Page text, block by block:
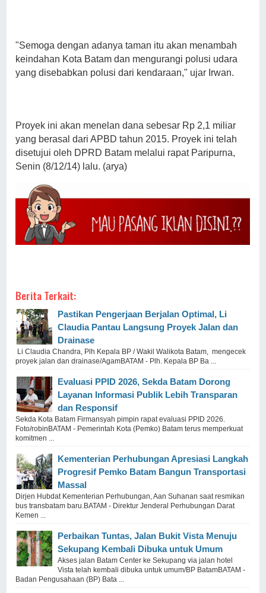
"Semoga dengan adanya taman itu akan menambah
keindahan Kota Batam dan mengurangi polusi udara
yang disebabkan polusi dari kendaraan," ujar Irwan.
Proyek ini akan menelan dana sebesar Rp 2,1 miliar
yang berasal dari APBD tahun 2015. Proyek ini telah
disetujui oleh DPRD Batam melalui rapat Paripurna,
Senin (8/12/14) lalu. (arya)
Berita Terkait:
Pastikan Pengerjaan Berjalan Optimal, Li
Claudia Pantau Langsung Proyek Jalan dan
Drainase
Li Claudia Chandra, Plh Kepala BP / Wakil Walikota Batam, mengecek
proyek jalan dan drainase/AgamBATAM - Plh. Kepala BP Ba ...
Evaluasi PPID 2026, Sekda Batam Dorong
Layanan Informasi Publik Lebih Transparan
dan Responsif
Sekda Kota Batam Firmansyah pimpin rapat evaluasi PPID 2026.
Foto/robinBATAM - Pemerintah Kota (Pemko) Batam terus memperkuat
komitmen ...
Kementerian Perhubungan Apresiasi Langkah
Progresif Pemko Batam Bangun Transportasi
Massal
Dirjen Hubdat Kementerian Perhubungan, Aan Suhanan saat resmikan
bus transbatam baru.BATAM - Direktur Jenderal Perhubungan Darat
Kemen ...
Perbaikan Tuntas, Jalan Bukit Vista Menuju
Sekupang Kembali Dibuka untuk Umum
Akses jalan Batam Center ke Sekupang via jalan hotel
Vista telah kembali dibuka untuk umum/BP BatamBATAM -
Badan Pengusahaan (BP) Bata ...